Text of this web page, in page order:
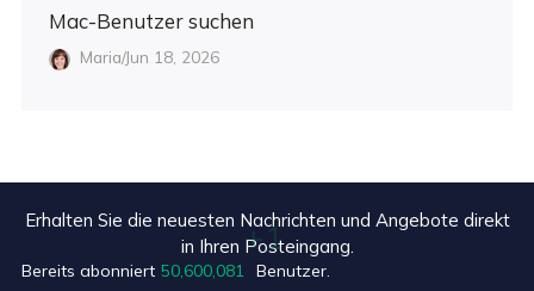
Mac-Benutzer suchen
Maria/Jun 18, 2026
Erhalten Sie die neuesten Nachrichten und Angebote direkt
in Ihren Posteingang.
Bereits abonniert 50,600,082 Benutzer.
+7